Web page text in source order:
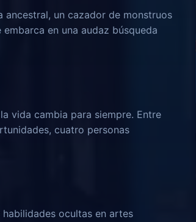
ancestral, un cazador de monstruos
en una audaz búsqueda
vida cambia para siempre. Entre
cuatro personas
ocultas en artes